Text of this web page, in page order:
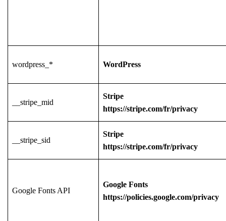
wordpress_* WordPress
__stripe_mid
Stripe
https://stripe.com/fr/privacy
__stripe_sid
Stripe
https://stripe.com/fr/privacy
Google Fonts API
Google Fonts
https://policies.google.com/privacy